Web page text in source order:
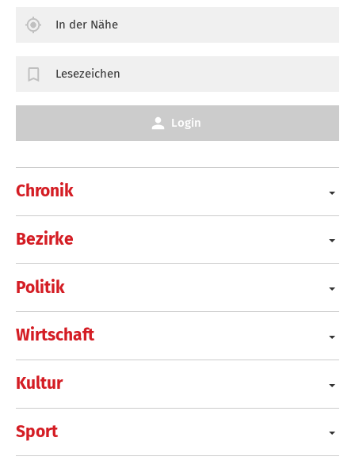
Chronik
Bezirke
Politik
Wirtschaft
Kultur
Sport
In der Nähe
Lesezeichen
Login